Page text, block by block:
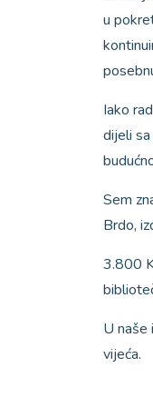
u
Iako
dijeli
Sem
Brdo,
3.800
U naše
vijeća.